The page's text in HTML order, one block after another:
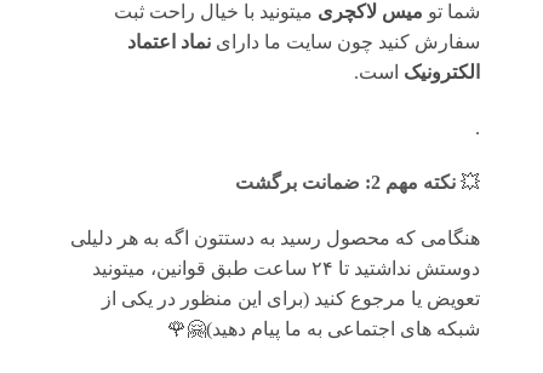
شما تو میس لاکچری میتونید با خیال راحت ثبت
سفارش کنید چون سایت ما دارای نماد اعتماد
الکترونیک است.
.
💥 نکته مهم 2: ضمانت برگشت
هنگامی که محصول رسید به دستتون اگه به هر دلیلی
دوستش نداشتید تا ۲۴ ساعت طبق قوانین، میتونید
تعویض یا مرجوع کنید (برای این منظور در یکی از
شبکه های اجتماعی به ما پیام دهید)🤗🌹